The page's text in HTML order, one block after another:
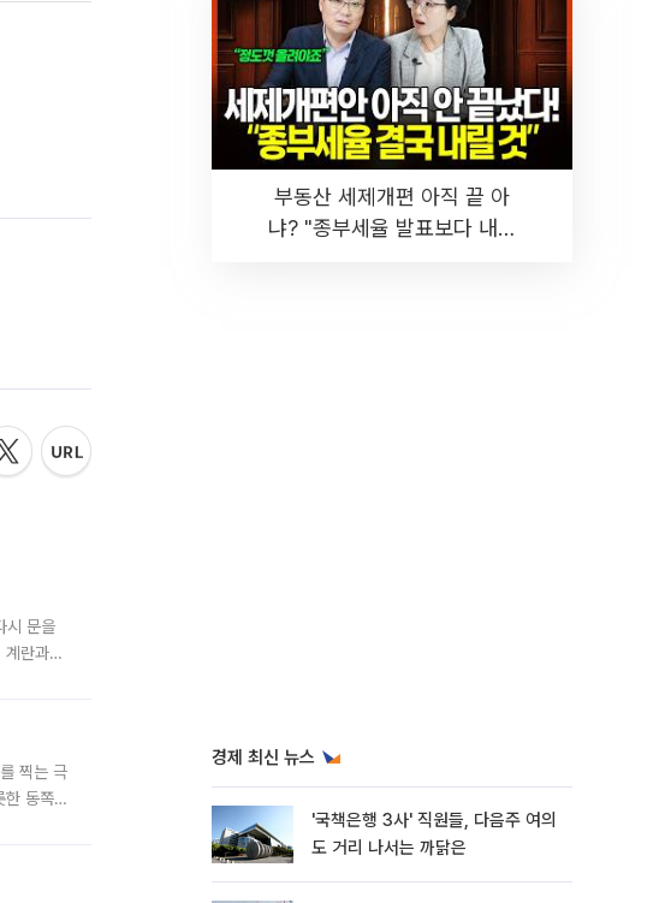
시 문을
계란과
찍는 극
한 동쪽
부동산 세제개편 아직 끝 아
냐? "종부세율 발표보다 내릴
경제 최신 뉴스
'국책은행 3사' 직원들, 다음주 여의
도 거리 나서는 까닭은